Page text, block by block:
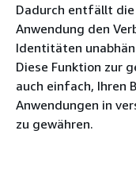
Dadurch entfällt
Anwendung den
Identitäten
Diese Funktion zur
auch einfach, Ihren
Anwendungen in
zu gewähren.